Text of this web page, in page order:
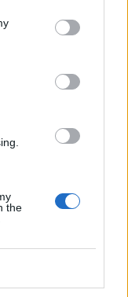
the
Galles
Norvegia